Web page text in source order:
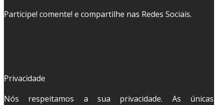
Participe! comente! e compartilhe nas Redes Sociais.
Privacidade
Nós respeitamos a sua privacidade. As únicas